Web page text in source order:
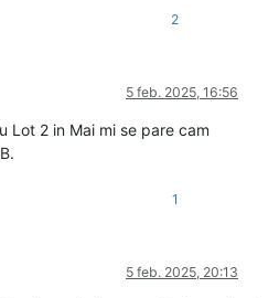
2
5 feb. 2025, 16:56
Lot 2 in Mai mi se pare cam
1
5 feb. 2025, 20:13